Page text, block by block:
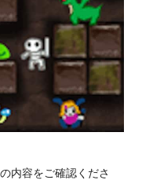
内容をご確認くださ